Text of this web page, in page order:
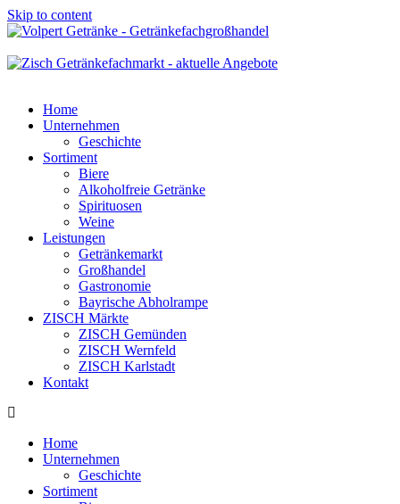
Skip to content
Home
Unternehmen
Geschichte
Sortiment
Biere
Alkoholfreie Getränke
Spirituosen
Weine
Leistungen
Getränkemarkt
Großhandel
Gastronomie
Bayrische Abholrampe
ZISCH Märkte
ZISCH Gemünden
ZISCH Wernfeld
ZISCH Karlstadt
Kontakt
Home
Unternehmen
Geschichte
Sortiment